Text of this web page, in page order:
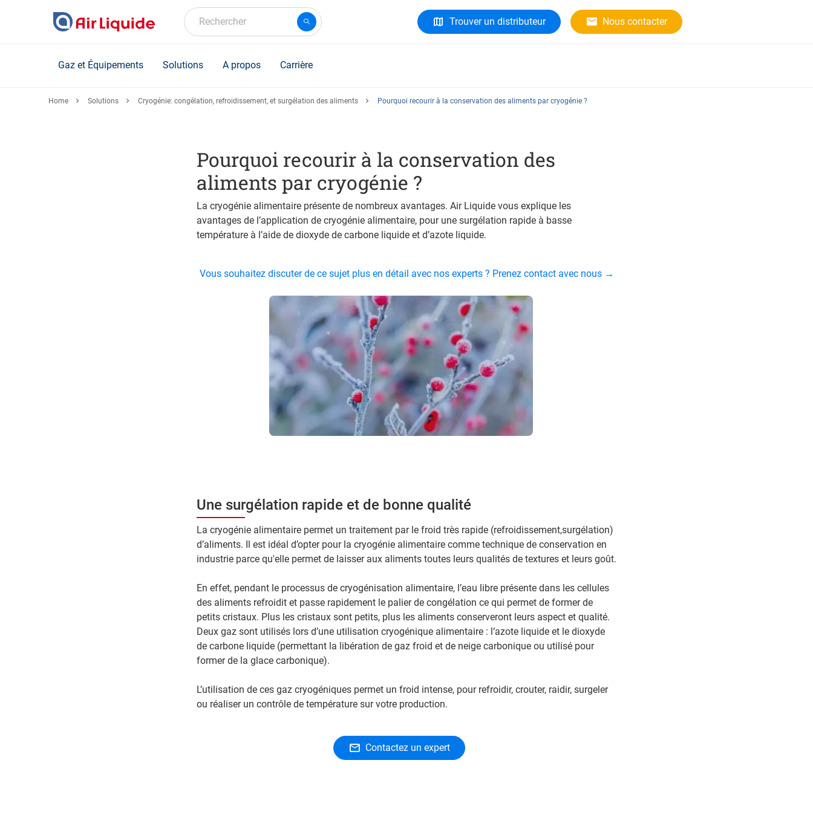
Rechercher Trouver un distributeur Nous contacter
Gaz et Équipements Solutions A propos Carrière
Home Solutions Cryogénie: congélation, refroidissement, et surgélation des aliments Pourquoi recourir à la conservation des aliments par cryogénie ?
Pourquoi recourir à la conservation des
aliments par cryogénie ?
La cryogénie alimentaire présente de nombreux avantages. Air Liquide vous explique les
avantages de l’application de cryogénie alimentaire, pour une surgélation rapide à basse
température à l’aide de dioxyde de carbone liquide et d’azote liquide.
Vous souhaitez discuter de ce sujet plus en détail avec nos experts ? Prenez contact avec nous →
Une surgélation rapide et de bonne qualité
La cryogénie alimentaire permet un traitement par le froid très rapide (refroidissement,surgélation)
d’aliments. Il est idéal d’opter pour la cryogénie alimentaire comme technique de conservation en
industrie parce qu'elle permet de laisser aux aliments toutes leurs qualités de textures et leurs goût.
En effet, pendant le processus de cryogénisation alimentaire, l’eau libre présente dans les cellules
des aliments refroidit et passe rapidement le palier de congélation ce qui permet de former de
petits cristaux. Plus les cristaux sont petits, plus les aliments conserveront leurs aspect et qualité.
Deux gaz sont utilisés lors d’une utilisation cryogénique alimentaire : l’azote liquide et le dioxyde
de carbone liquide (permettant la libération de gaz froid et de neige carbonique ou utilisé pour
former de la glace carbonique).
L’utilisation de ces gaz cryogéniques permet un froid intense, pour refroidir, crouter, raidir, surgeler
ou réaliser un contrôle de température sur votre production.
Contactez un expert